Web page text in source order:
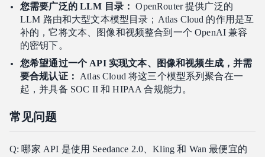
您需要广泛的 LLM 目录： OpenRouter 提供广泛的
LLM 路由和大型文本模型目录；Atlas Cloud 的作用是互
补的，它将文本、图像和视频整合到一个 OpenAI 兼容
的密钥下。
您希望通过一个 API 实现文本、图像和视频生成，并需
要合规认证：
Atlas Cloud 将这三个模型系列聚合在一
起，并具备 SOC II 和 HIPAA 合规能力。
常见问题
Q: 哪家 API 是使用 Seedance 2.0、Kling 和 Wan 最便宜的